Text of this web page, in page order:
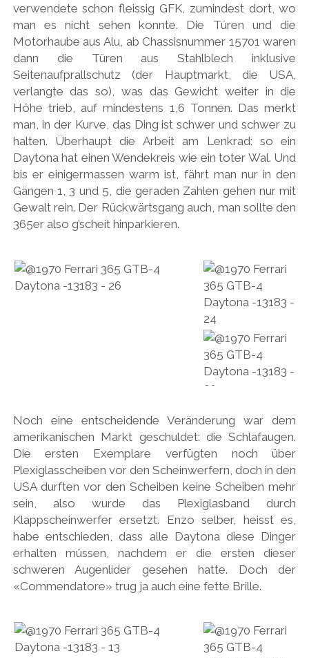
verwendete schon fleissig GFK, zumindest dort, wo
man es nicht sehen konnte. Die Türen und die
Motorhaube aus Alu, ab Chassisnummer 15701 waren
dann die Türen aus Stahlblech inklusive
Seitenaufprallschutz (der Hauptmarkt, die USA,
verlangte das so), was das Gewicht weiter in die
Höhe trieb, auf mindestens 1,6 Tonnen. Das merkt
man, in der Kurve, das Ding ist schwer und schwer zu
halten. Überhaupt die Arbeit am Lenkrad: so ein
Daytona hat einen Wendekreis wie ein toter Wal. Und
bis er einigermassen warm ist, fährt man nur in den
Gängen 1, 3 und 5, die geraden Zahlen gehen nur mit
Gewalt rein. Der Rückwärtsgang auch, man sollte den
365er also g’scheit hinparkieren.
Noch eine entscheidende Veränderung war dem
amerikanischen Markt geschuldet: die Schlafaugen.
Die ersten Exemplare verfügten noch über
Plexiglasscheiben vor den Scheinwerfern, doch in den
USA durften vor den Scheiben keine Scheiben mehr
sein, also wurde das Plexiglasband durch
Klappscheinwerfer ersetzt. Enzo selber, heisst es,
habe entschieden, dass alle Daytona diese Dinger
erhalten müssen, nachdem er die ersten dieser
schweren Augenlider gesehen hatte. Doch der
«Commendatore» trug ja auch eine fette Brille.